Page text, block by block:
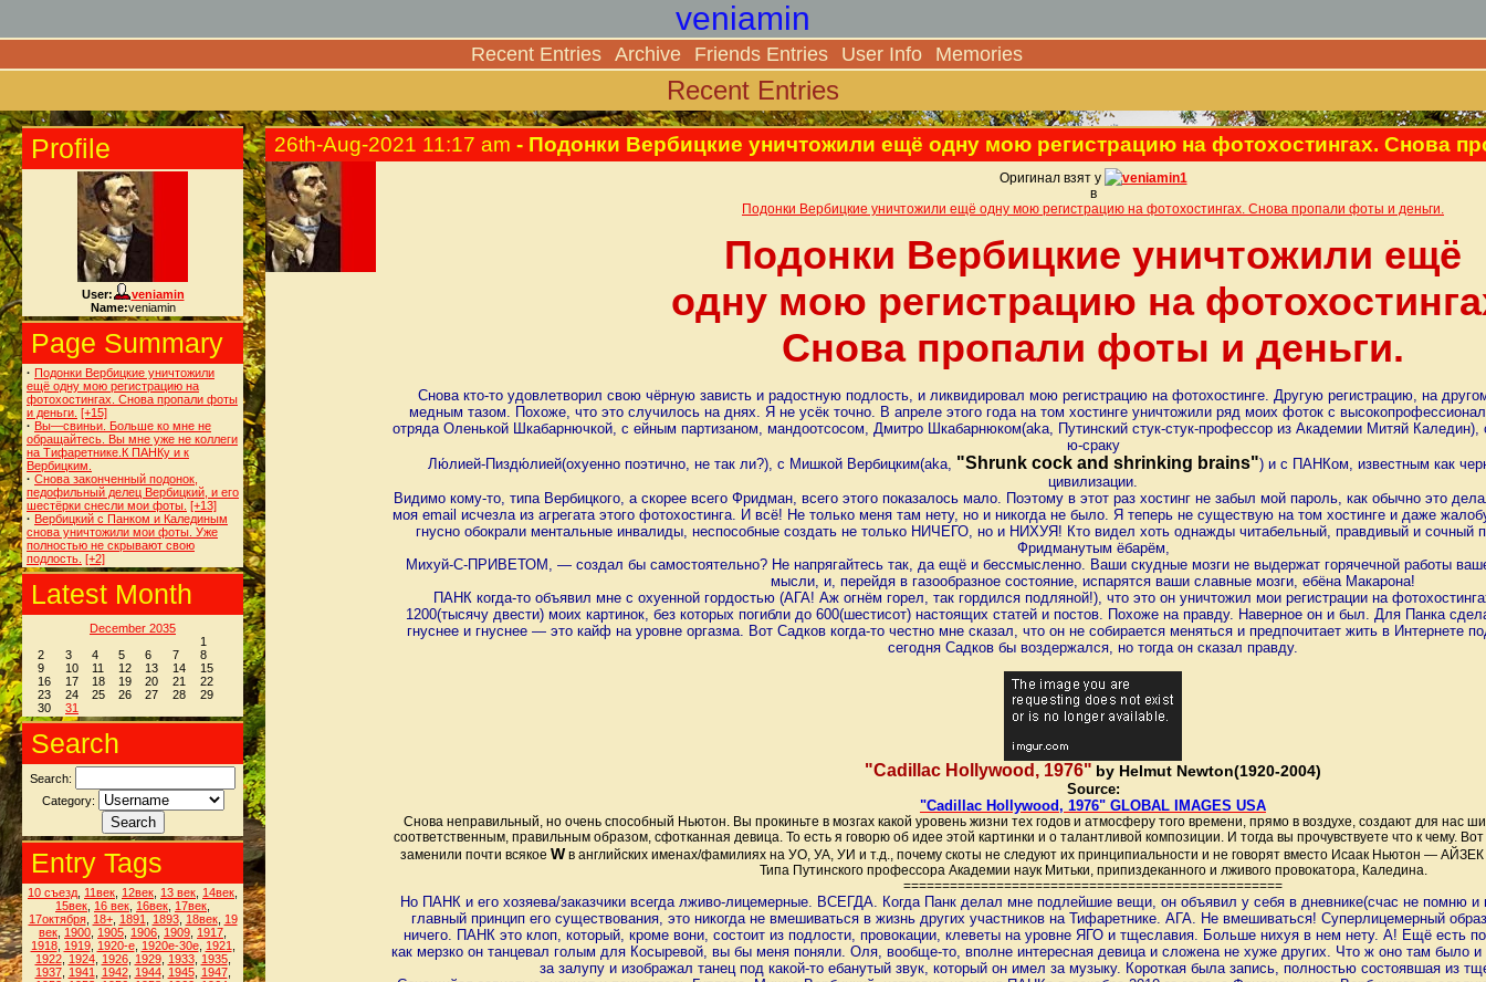
veniamin
Recent Entries Archive Friends Entries User Info Memories
Recent Entries
Profile
User:
veniamin
Name:veniamin
Page Summary
· Подонки Вербицкие уничтожили
ещё одну мою регистрацию на
фотохостингах. Снова пропали фоты
и деньги. [+15]
· Вы—свиньи. Больше ко мне не
обращайтесь. Вы мне уже не коллеги
на Тифаретнике.К ПАНКу и к
Вербицким.
· Снова законченный подонок,
педофильный делец Вербицкий, и его
шестёрки снесли мои фоты. [+13]
· Вербицкий с Панком и Калединым
снова уничтожили мои фоты. Уже
полностью не скрывают свою
подлость. [+2]
Latest Month
December 2035
1
2
3 4 5 6 7
8
9
10 11 12 13 14
15
16
17 18 19 20 21
22
23
24 25 26 27 28
29
30
31
Search
Search:
Category:
Entry Tags
10 съезд 11век 12век 13 век 14век
15век 16 век 16век 17век
17октября, 18+, 1891 1893, 18век, 19
век 1900 1905 1906 1909 1917
1918, 1919, 1920-е, 1920е-30е, 1921
1922, 1924, 1926, 1929, 1933, 1935,
1937, 1941 1942, 1944, 1945, 1947,
26th-Aug-2021 11:17 am - Подонки Вербицкие уничтожили ещё одну мою регистрацию на фотохостингах. Снова
Оригинал взят у
veniamin1
в
Подонки Вербицкие уничтожили ещё одну мою регистрацию на фотохостингах. Снова пропали фоты и деньги.
Подонки Вербицкие уничтожили ещё
одну мою регистрацию на
Снова пропали фоты и деньги.
Снова кто-то удовлетворил свою чёрную зависть и радостную подлость, и ликвидировал мою регистрацию на фотохостинге. Другую регистрацию, на
медным тазом. Похоже, что это случилось на днях. Я не усёк точно. В апреле этого года на том хостинге уничтожили ряд моих фоток с
отряда Оленькой Шкабарнючкой, с ейным партизаном, мандоотсосом, Дмитро Шкабарнюком(aka, Путинский стук-стук-профессор из Академии Митяй Каледин),
ю-сраку
Лю́лией-Пиздю́лией(охуенно поэтично, не так ли?), с Мишкой Вербицким(aka, "Shrunk cock and shrinking brains") и с ПАНКом, известным как
цивилизации.
Видимо кому-то, типа Вербицкого, а скорее всего Фридман, всего этого показалось мало. Поэтому в этот раз хостинг не забыл мой пароль, как обычно это
моя email исчезла из агрегата этого фотохостинга. И всё! Не только меня там нету, но и никогда не было. Я теперь не существую на том хостинге и даже
гнусно обокрали ментальные инвалиды, неспособные создать не только НИЧЕГО, но и НИХУЯ! Кто видел хоть однажды читабельный, правдивый и сочный
Фридманутым ёбарём,
Михуй-С-ПРИВЕТОМ, — создал бы самостоятельно? Не напрягайтесь так, да ещё и бессмысленно. Ваши скудные мозги не выдержат горячечной работы
мысли, и, перейдя в газообразное состояние, испарятся ваши славные мозги, ебёна Макарона!
ПАНК когда-то объявил мне с охуенной гордостью (АГА! Аж огнём горел, так гордился подляной!), что это он уничтожил мои регистрации на
1200(тысячу двести) моих картинок, без которых погибли до 600(шестисот) настоящих статей и постов. Похоже на правду. Наверное он и был. Для Панка
гнуснее и гнуснее — это кайф на уровне оргазма. Вот Садков когда-то честно мне сказал, что он не собирается меняться и предпочитает жить в
сегодня Садков бы воздержался, но тогда он сказал правду.
"Cadillac Hollywood, 1976" by Helmut Newton(1920-2004)
Source:
"Cadillac Hollywood, 1976" GLOBAL IMAGES USA
Снова неправильный, но очень способный Ньютон. Вы прокиньте в мозгах какой уровень жизни тех годов и атмосферу того времени, прямо в воздухе, создают для нас
соответственным, правильным образом, сфотканная девица. То есть я говорю об идее этой картинки и о талантливой композиции. И тогда вы прочувствуете что к чему.
заменили почти всякое W в английских именах/фамилиях на УО, УА, УИ и т.д., почему скоты не следуют их принципиальности и не говорят вместо Исаак Ньютон —
Типа Путинского профессора Академии наук Митьки, припиздеканного и лживого провокатора, Каледина.
=================================================
Но ПАНК и его хозяева/заказчики всегда лживо-лицемерные. ВСЕГДА. Когда Панк делал мне подлейшие вещи, он объявил у себя в дневнике(счас не помню и
главный принцип его существования, это никогда не вмешиваться в жизнь других участников на Тифаретнике. АГА. Не вмешиваться! Суперлицемерный
ничего. ПАНК это клоп, который, кроме вони, состоит из подлости, провокации, клеветы на уровне ЯГО и тщеславия. Больше нихуя в нем нету. А! Ещё есть
как мерзко он танцевал голым для Косыревой, вы бы меня поняли. Оля, вообще-то, вполне интересная девица и сложена не хуже других. Что ж оно там было
за залупу и изображал танец под какой-то ебанутый звук, который он имел за музыку. Короткая была запись, полностью состоявшая из